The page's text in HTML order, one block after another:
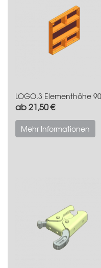
LOGO.3 Elementhöhe
ab 21,50 €
Mehr Informationen